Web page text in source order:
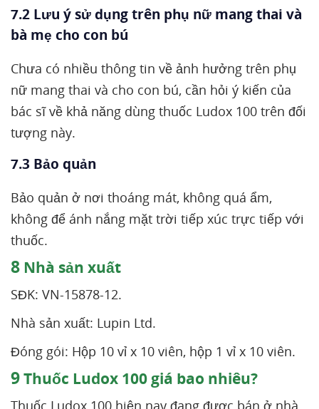
7.2 Lưu ý sử dụng trên phụ nữ mang thai và
bà mẹ cho con bú
Chưa có nhiều thông tin về ảnh hưởng trên phụ
nữ mang thai và cho con bú, cần hỏi ý kiến của
bác sĩ về khả năng dùng thuốc Ludox 100 trên đối
tượng này.
7.3 Bảo quản
Bảo quản ở nơi thoáng mát, không quá ẩm,
không để ánh nắng mặt trời tiếp xúc trực tiếp với
thuốc.
8 Nhà sản xuất
SĐK: VN-15878-12.
Nhà sản xuất: Lupin Ltd.
Đóng gói: Hộp 10 vỉ x 10 viên, hộp 1 vỉ x 10 viên.
9Thuốc Ludox 100 giá bao nhiêu?
Thuốc Ludox 100 hiện nay đang được bán ở nhà